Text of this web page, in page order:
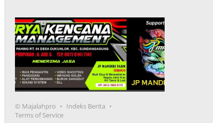
© Majalahpro
Indeks Berita
Terms of Service